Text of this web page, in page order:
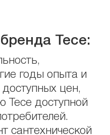
Tece:
годы опыта и
цен,
Tece доступной
сантехнической